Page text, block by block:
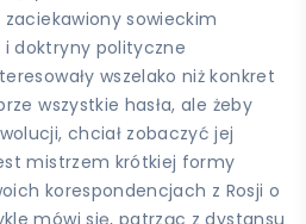
zaciekawiony sowieckim
doktryny polityczne
wszelako niż konkret
wszystkie hasła, ale żeby
chciał zobaczyć jej
mistrzem krótkiej formy
korespondencjach z Rosji o
mówi się, patrząc z dystansu